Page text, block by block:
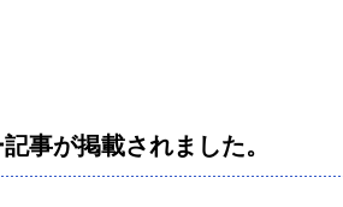
事が掲載されました。